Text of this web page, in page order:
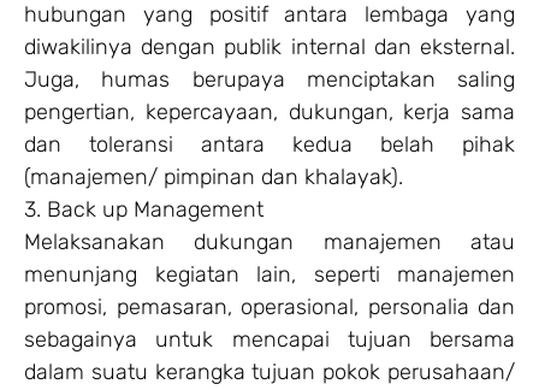
hubungan yang positif antara lembaga yang
diwakilinya dengan publik internal dan eksternal.
Juga, humas berupaya menciptakan saling
pengertian, kepercayaan, dukungan, kerja sama
dan toleransi antara kedua belah pihak
(manajemen/ pimpinan dan khalayak).
3. Back up Management
Melaksanakan dukungan manajemen atau
menunjang kegiatan lain, seperti manajemen
promosi, pemasaran, operasional, personalia dan
sebagainya untuk mencapai tujuan bersama
dalam suatu kerangka tujuan pokok perusahaan/